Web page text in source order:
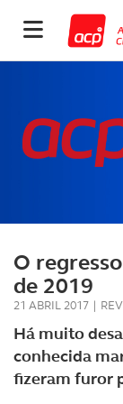
O
de 2019
21 ABRIL 2017 |
Há muito
conhecida
fizeram furor